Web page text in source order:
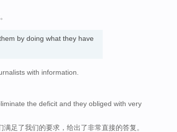
by doing what they have
with information.
the deficit and they obliged with very
足了我们的要求，给出了非常直接的答复。